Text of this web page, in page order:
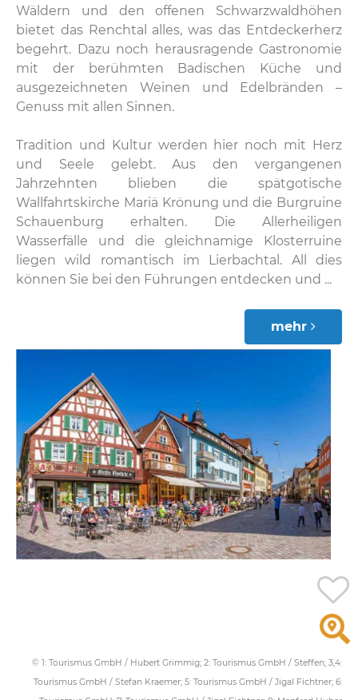
Wäldern und den offenen Schwarzwaldhöhen
bietet das Renchtal alles, was das Entdeckerherz
begehrt. Dazu noch herausragende Gastronomie
mit der berühmten Badischen Küche und
ausgezeichneten Weinen und Edelbränden –
Genuss mit allen Sinnen.
Tradition und Kultur werden hier noch mit Herz
und Seele gelebt. Aus den vergangenen
Jahrzehnten blieben die spätgotische
Wallfahrtskirche Mariä Krönung und die Burgruine
Schauenburg erhalten. Die Allerheiligen
Wasserfälle und die gleichnamige Klosterruine
liegen wild romantisch im Lierbachtal. All dies
können Sie bei den Führungen entdecken und ...
mehr
© 1: Tourismus GmbH / Hubert Grimmig; 2: Tourismus GmbH / Steffen; 3,4:
Tourismus GmbH / Stefan Kraemer; 5: Tourismus GmbH / Jigal Fichtner; 6: